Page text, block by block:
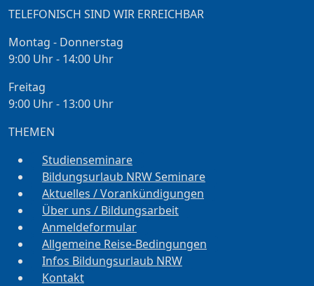
TELEFONISCH SIND WIR ERREICHBAR
Montag - Donnerstag
9:00 Uhr - 14:00 Uhr
Freitag
9:00 Uhr - 13:00 Uhr
THEMEN
Studienseminare
Bildungsurlaub NRW Seminare
Aktuelles / Vorankündigungen
Über uns / Bildungsarbeit
Anmeldeformular
Allgemeine Reise-Bedingungen
Infos Bildungsurlaub NRW
Kontakt